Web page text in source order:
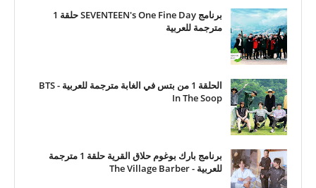
برنامج SEVENTEEN's One Fine Day حلقة 1
مترجمة للعربية
الحلقة 1 من بتس في الغابة مترجمة للعربية - BTS
In The Soop
برنامج بارك بوغوم حلاق القرية حلقة 1 مترجمة
للعربية - The Village Barber